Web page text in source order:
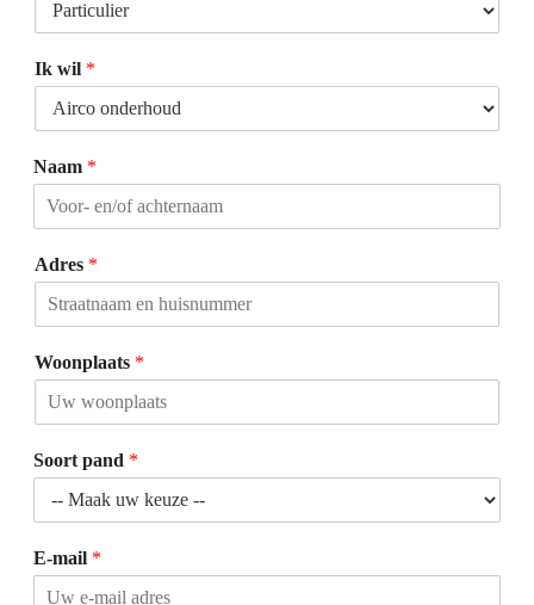
Ik wil *
Naam *
Adres *
Woonplaats *
Soort pand *
E-mail *